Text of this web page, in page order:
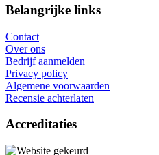
Belangrijke links
Contact
Over ons
Bedrijf aanmelden
Privacy policy
Algemene voorwaarden
Recensie achterlaten
Accreditaties